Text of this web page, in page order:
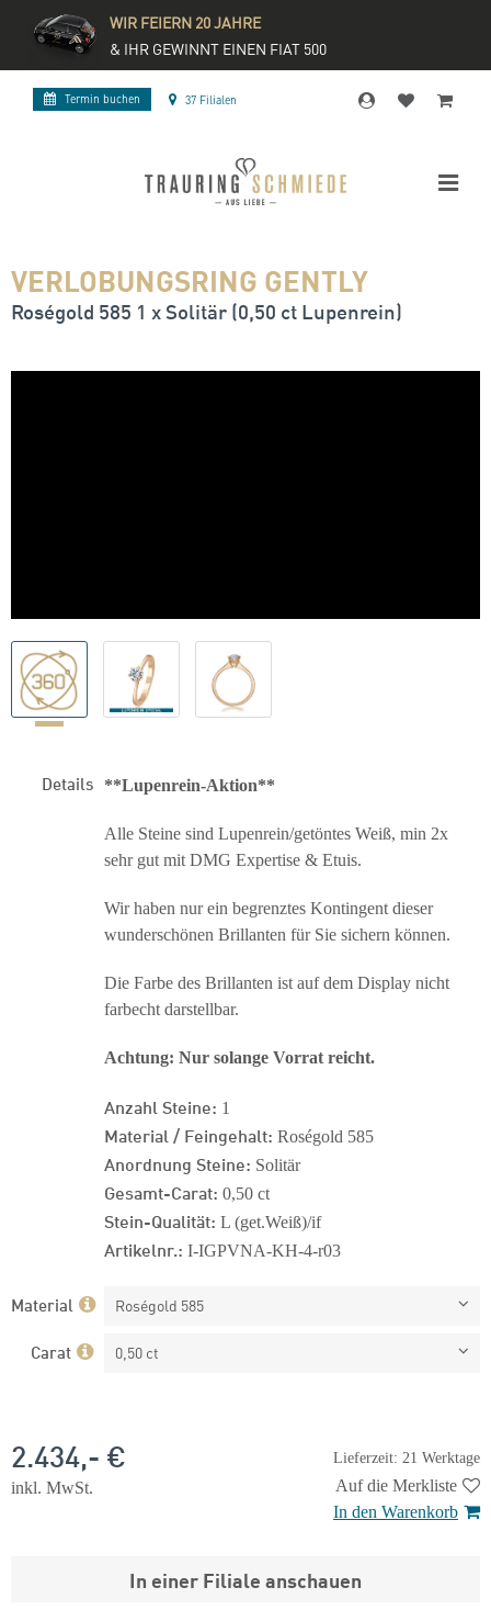
WIR FEIERN 20 JAHRE
& IHR GEWINNT EINEN FIAT 500
Termin buchen 37 Filialen
VERLOBUNGSRING GENTLY
Roségold 585 1 x Solitär (0,50 ct Lupenrein)
Details **Lupenrein-Aktion**
Alle Steine sind Lupenrein/getöntes Weiß, min 2x
sehr gut mit DMG Expertise & Etuis.
Wir haben nur ein begrenztes Kontingent dieser
wunderschönen Brillanten für Sie sichern können.
Die Farbe des Brillanten ist auf dem Display nicht
farbecht darstellbar.
Achtung: Nur solange Vorrat reicht.
Anzahl Steine: 1
Material / Feingehalt: Roségold 585
Anordnung Steine: Solitär
Gesamt-Carat: 0,50 ct
Stein-Qualität: L (get.Weiß)/if
Artikelnr.: I-IGPVNA-KH-4-r03
Material Roségold 585
Carat 0,50 ct
Lieferzeit: 21 Werktage
2.434,- €
inkl. MwSt.
Auf die Merkliste
In den Warenkorb
In einer Filiale anschauen